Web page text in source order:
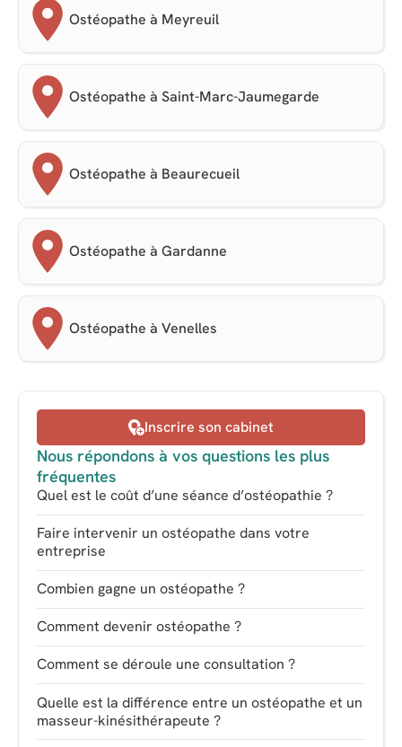
Ostéopathe à Meyreuil
Ostéopathe à Saint-Marc-Jaumegarde
Ostéopathe à Beaurecueil
Ostéopathe à Gardanne
Ostéopathe à Venelles
Inscrire son cabinet
Nous répondons à vos questions les plus
fréquentes
Quel est le coût d’une séance d’ostéopathie ?
Faire intervenir un ostéopathe dans votre
entreprise
Combien gagne un ostéopathe ?
Comment devenir ostéopathe ?
Comment se déroule une consultation ?
Quelle est la différence entre un ostéopathe et un
masseur-kinésithérapeute ?